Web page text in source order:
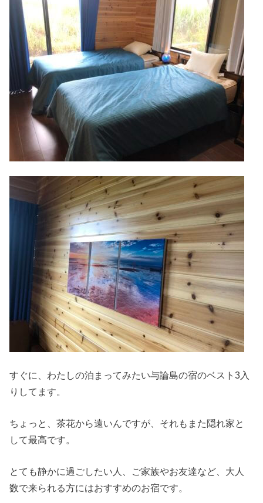
すぐに、わたしの泊まってみたい与論島の宿のベスト3入
りしてます。
ちょっと、茶花から遠いんですが、それもまた隠れ家と
して最高です。
とても静かに過ごしたい人、ご家族やお友達など、大人
数で来られる方にはおすすめのお宿です。